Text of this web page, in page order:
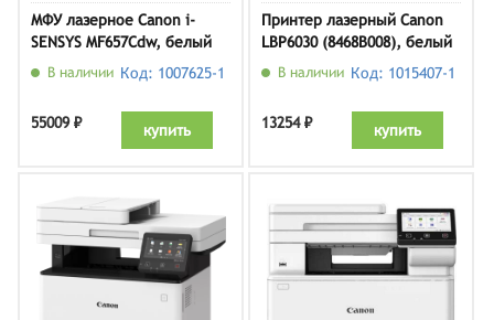
МФУ лазерное Canon i-
SENSYS MF657Cdw, белый
В наличии Код: 1007625-1
55009 ₽ купить
Принтер лазерный Canon
LBP6030 (8468B008), белый
В наличии Код: 1015407-1
13254 ₽ купить